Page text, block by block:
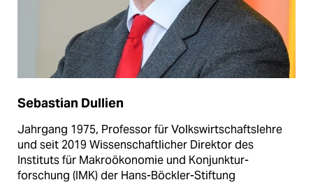
Sebastian Dullien
Jahrgang 1975, Professor für Volkswirtschaftslehre
und seit 2019 Wissenschaftlicher Direktor des
Instituts für Makroökonomie und Konjunktur­
forschung (IMK) der Hans-Böckler-Stiftung